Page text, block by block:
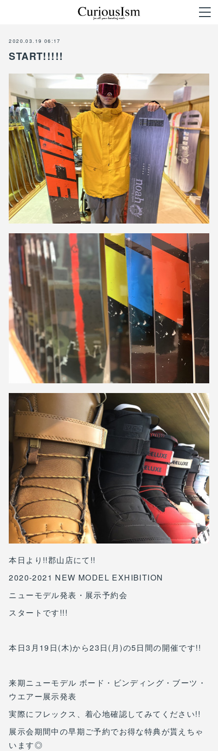
2020.03.19 06:17
START!!!!!
本日より!!郡山店にて!!
2020-2021 NEW MODEL EXHIBITION
ニューモデル発表・展示予約会
スタートです!!!
本日3月19日(木)から23日(月)の5日間の開催です!!
来期ニューモデル ボード・ビンディング・ブーツ・
ウエアー展示発表
実際にフレックス、着心地確認してみてください!!
展示会期間中の早期ご予約でお得な特典が貰えちゃ
います◎